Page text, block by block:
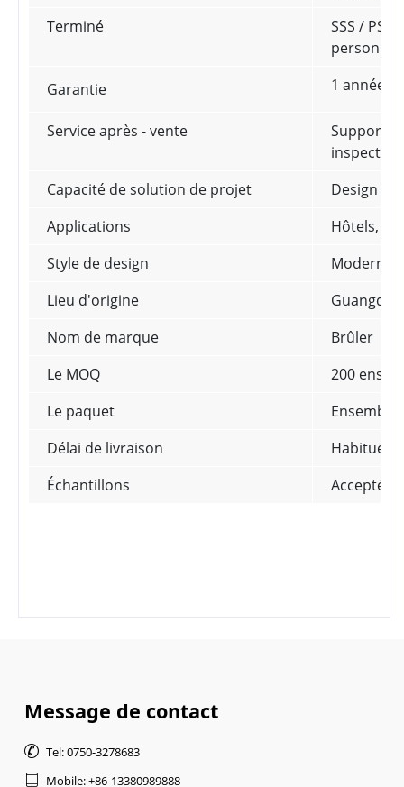
Terminé
SSS / PSS
Garantie 1 année
Service après - vente
Support
Capacité de solution de projet
Design
Applications
Hôtels,
Style de design
Moderne
Lieu d'origine
Nom de marque
Brûler
Le MOQ
200
Le paquet
Délai de livraison
Échantillons
Accepté
Message de contact
 Tel: 0750-3278683
 Mobile: +86-13380989888